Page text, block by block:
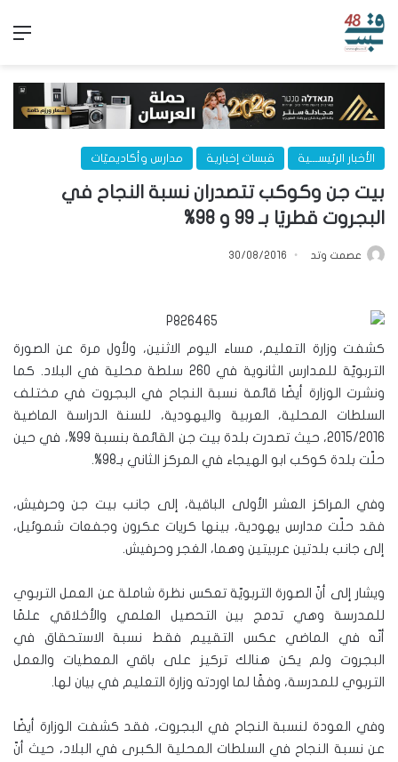
الأخبار الرئيســـية قبسات إخبارية مدارس وأكاديميّات
بيت جن وكوكب تتصدران نسبة النجاح في
البجروت قطريًا بـ 99 و 98%
عصمت وتد 30/08/2016
كشفت وزارة التعليم، مساء اليوم الاثنين، ولأول مرة عن الصورة
التربويّة للمدارس الثانوية في 260 سلطة محلية في البلاد. كما
ونشرت الوزارة أيضًا قائمة نسبة النجاح في البجروت في مختلف
السلطات المحلية، العربية واليهودية، للسنة الدراسة الماضية
2015/2016، حيث تصدرت بلدة بيت جن القائمة بنسبة 99%، في حين
حلّت بلدة كوكب ابو الهيجاء في المركز الثاني بـ98%.
وفي المراكز العشر الأولى الباقية، إلى جانب بيت جن وحرفيش،
فقد حلّت مدارس يهودية، بينها كريات عكرون وجفعات شموئيل،
إلى جانب بلدتين عربيتين وهما، الغجر وحرفيش.
ويشار إلى أنّ الصورة التربويّة تعكس نظرة شاملة عن العمل التربوي
للمدرسة وهي تدمج بين التحصيل العلمي والأخلاقي علمًا
أنّه في الماضي عكس التقييم فقط نسبة الاستحقاق في
البجروت ولم يكن هنالك تركيز على باقي المعطيات والعمل
التربوي للمدرسة، وفقًا لما اوردته وزارة التعليم في بيان لها.
وفي العودة لنسبة النجاح في البجروت، فقد كشفت الوزارة أيضًا
عن نسبة النجاح في السلطات المحلية الكبرى في البلاد، حيث أنّ